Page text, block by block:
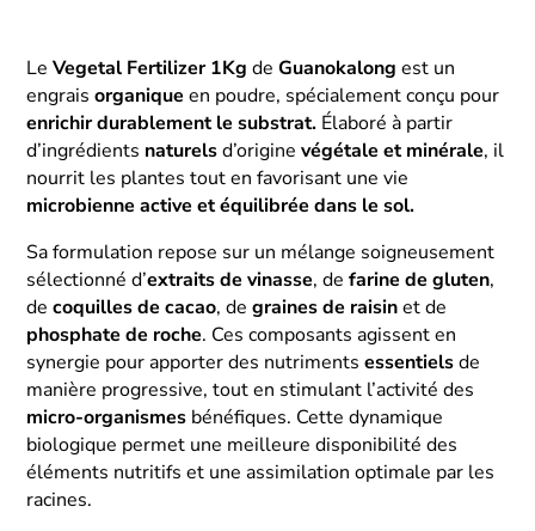
LeVegetal Fertilizer 1Kg deGuanokalong est un
engraisorganique en poudre, spécialement conçu pour
enrichir durablement le substrat. Élaboré à partir
d’ingrédients naturelsd’originevégétale et minérale, il
nourrit les plantes tout en favorisant une vie
microbienne active et équilibrée dans le sol.
Sa formulation repose sur un mélange soigneusement
sélectionné d’extraits de vinasse, defarine de gluten,
decoquilles de cacao, degraines de raisinet de
phosphate de roche. Ces composants agissent en
synergie pour apporter des nutrimentsessentielsde
manière progressive, tout en stimulant l’activité des
micro-organismes bénéfiques. Cette dynamique
biologique permet une meilleure disponibilité des
éléments nutritifs et une assimilation optimale par les
racines.